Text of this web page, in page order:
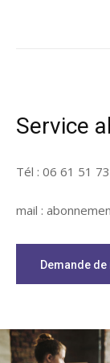
Service
Tél : 06 61 51
mail :
Demande